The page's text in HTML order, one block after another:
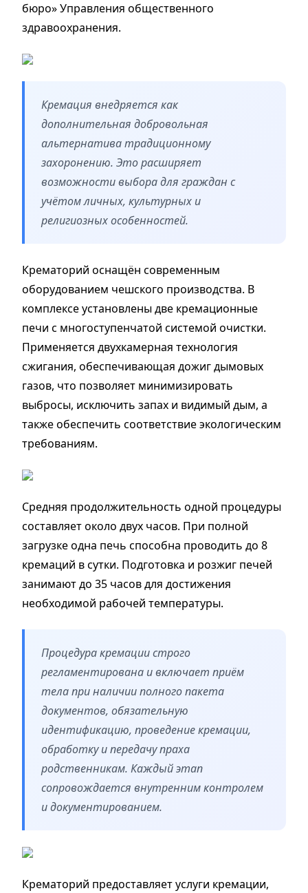
бюро» Управления общественного
здравоохранения.
Кремация внедряется как
дополнительная добровольная
альтернатива традиционному
захоронению. Это расширяет
возможности выбора для граждан с
учётом личных, культурных и
религиозных особенностей.
Крематорий оснащён современным
оборудованием чешского производства. В
комплексе установлены две кремационные
печи с многоступенчатой системой очистки.
Применяется двухкамерная технология
сжигания, обеспечивающая дожиг дымовых
газов, что позволяет минимизировать
выбросы, исключить запах и видимый дым, а
также обеспечить соответствие экологическим
требованиям.
Средняя продолжительность одной процедуры
составляет около двух часов. При полной
загрузке одна печь способна проводить до 8
кремаций в сутки. Подготовка и розжиг печей
занимают до 35 часов для достижения
необходимой рабочей температуры.
Процедура кремации строго
регламентирована и включает приём
тела при наличии полного пакета
документов, обязательную
идентификацию, проведение кремации,
обработку и передачу праха
родственникам. Каждый этап
сопровождается внутренним контролем
и документированием.
Крематорий предоставляет услуги кремации,